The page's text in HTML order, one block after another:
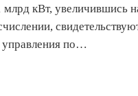
млрд кВт, увеличившись
управления по…